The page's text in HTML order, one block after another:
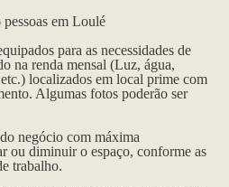
em Loulé
para as necessidades de
na renda mensal (Luz, água,
localizados em local prime com
Algumas fotos poderão ser
negócio com máxima
ou diminuir o espaço, conforme as
trabalho.